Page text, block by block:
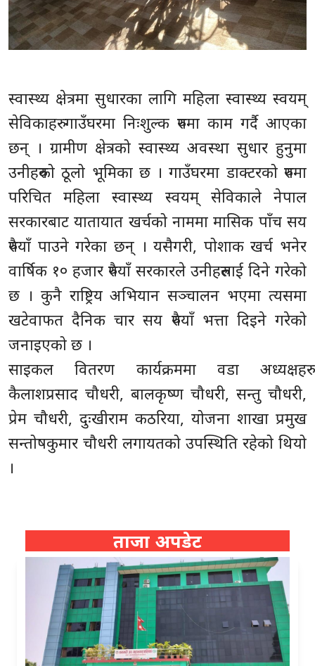
स्वास्थ्य क्षेत्रमा सुधारका लागि महिला स्वास्थ्य स्वयम्
सेविकाहरु गाउँघरमा निःशुल्क रुपमा काम गर्दै आएका
छन् । ग्रामीण क्षेत्रको स्वास्थ्य अवस्था सुधार हुनुमा
उनीहरुको ठूलो भूमिका छ । गाउँघरमा डाक्टरको रुपमा
परिचित महिला स्वास्थ्य स्वयम् सेविकाले नेपाल
सरकारबाट यातायात खर्चको नाममा मासिक पाँच सय
रुपैयाँ पाउने गरेका छन् । यसैगरी, पोशाक खर्च भनेर
वार्षिक १० हजार रुपैयाँ सरकारले उनीहरुलाई दिने गरेको
छ । कुनै राष्ट्रिय अभियान सञ्चालन भएमा त्यसमा
खटेवाफत दैनिक चार सय रुपैयाँ भत्ता दिइने गरेको
जनाइएको छ ।
साइकल वितरण कार्यक्रममा वडा अध्यक्षहरु
कैलाशप्रसाद चौधरी, बालकृष्ण चौधरी, सन्तु चौधरी,
प्रेम चौधरी, दुःखीराम कठरिया, योजना शाखा प्रमुख
सन्तोषकुमार चौधरी लगायतको उपस्थिति रहेको थियो
।
ताजा अपडेट